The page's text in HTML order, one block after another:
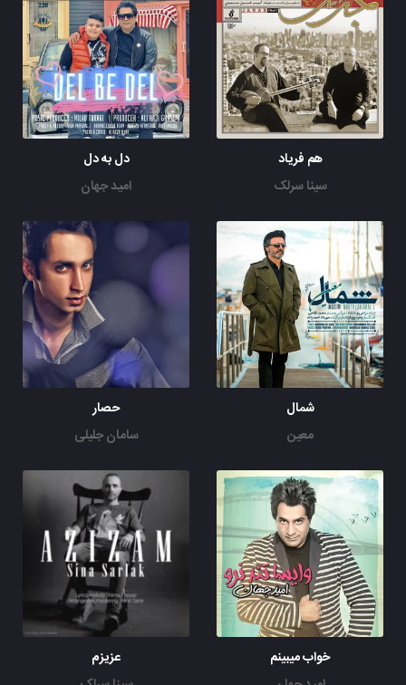
هم فریاد
سینا سرلک
دل به دل
امید جهان
شمال
معین
حصار
سامان جلیلی
خواب میبینم
عزیزم